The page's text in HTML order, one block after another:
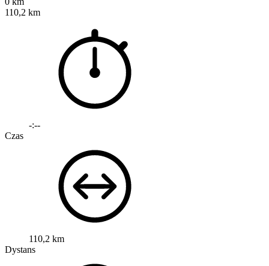
110,2 km
-:--
Czas
110,2 km
Dystans